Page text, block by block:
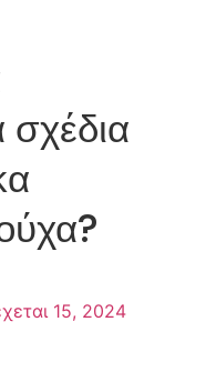
15, 2024